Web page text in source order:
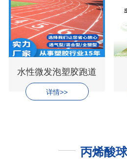
水性微发泡塑胶跑道
详情>>
丙烯酸